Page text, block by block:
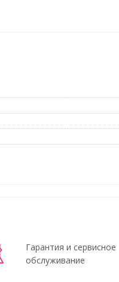
Гарантия и сервисное
обслуживание